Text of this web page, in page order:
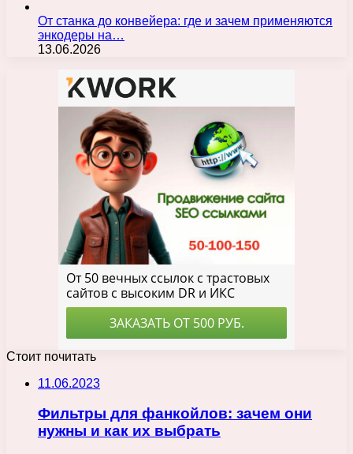
От станка до конвейера: где и зачем применяются
энкодеры на…
13.06.2026
Стоит почитать
11.06.2023
Фильтры для фанкойлов: зачем они
нужны и как их выбрать